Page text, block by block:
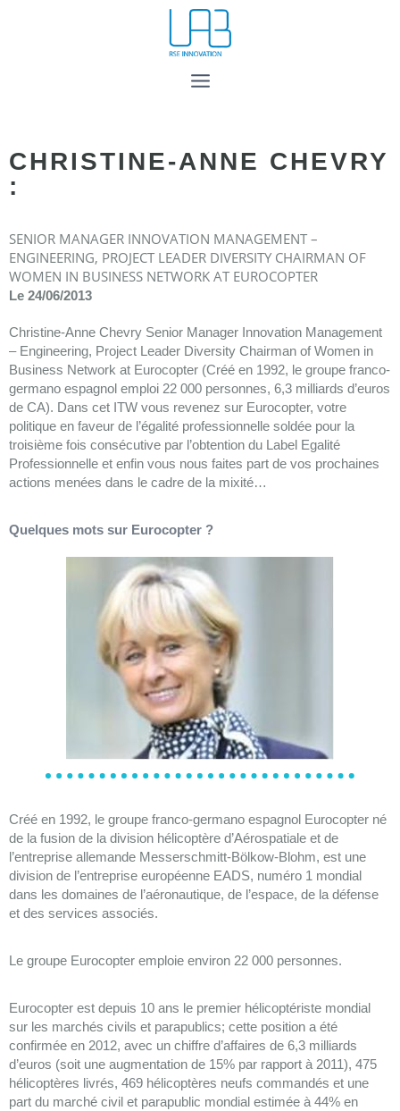
CHRISTINE-ANNE CHEVRY
:
SENIOR MANAGER INNOVATION MANAGEMENT –
ENGINEERING, PROJECT LEADER DIVERSITY CHAIRMAN OF
WOMEN IN BUSINESS NETWORK AT EUROCOPTER
Le 24/06/2013
Christine‐Anne Chevry Senior Manager Innovation Management
– Engineering, Project Leader Diversity Chairman of Women in
Business Network at Eurocopter (Créé en 1992, le groupe franco‐
germano espagnol emploi 22 000 personnes, 6,3 milliards d’euros
de CA). Dans cet ITW vous revenez sur Eurocopter, votre
politique en faveur de l’égalité professionnelle soldée pour la
troisième fois consécutive par l’obtention du Label Egalité
Professionnelle et enfin vous nous faites part de vos prochaines
actions menées dans le cadre de la mixité…
Quelques mots sur Eurocopter ?
Créé en 1992, le groupe franco‐germano espagnol Eurocopter né
de la fusion de la division hélicoptère d’Aérospatiale et de
l’entreprise allemande Messerschmitt-Bölkow-Blohm, est une
division de l’entreprise européenne EADS, numéro 1 mondial
dans les domaines de l’aéronautique, de l’espace, de la défense
et des services associés.
Le groupe Eurocopter emploie environ 22 000 personnes.
Eurocopter est depuis 10 ans le premier hélicoptériste mondial
sur les marchés civils et parapublics; cette position a été
confirmée en 2012, avec un chiffre d’affaires de 6,3 milliards
d’euros (soit une augmentation de 15% par rapport à 2011), 475
hélicoptères livrés, 469 hélicoptères neufs commandés et une
part du marché civil et parapublic mondial estimée à 44% en